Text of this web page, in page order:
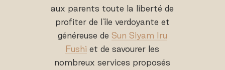
aux parents toute la liberté de
profiter de l'île verdoyante et
généreuse de Sun Siyam Iru
Fushi et de savourer les
nombreux services proposés